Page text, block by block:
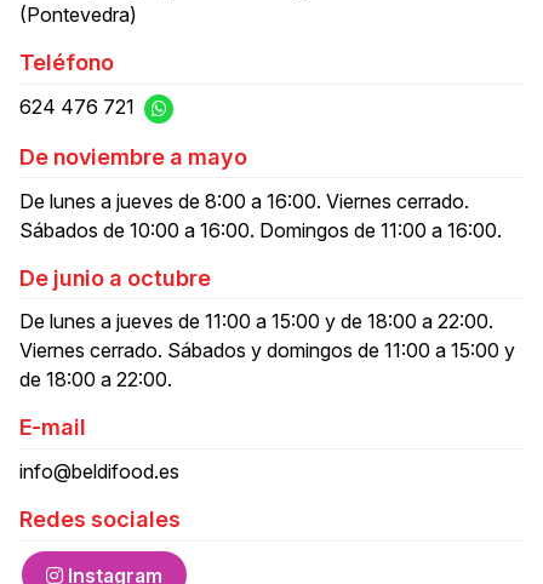
(Pontevedra)
Teléfono
624 476 721
De noviembre a mayo
De lunes a jueves de 8:00 a 16:00. Viernes cerrado.
Sábados de 10:00 a 16:00. Domingos de 11:00 a 16:00.
De junio a octubre
De lunes a jueves de 11:00 a 15:00 y de 18:00 a 22:00.
Viernes cerrado. Sábados y domingos de 11:00 a 15:00 y
de 18:00 a 22:00.
E-mail
info@beldifood.es
Redes sociales
Instagram